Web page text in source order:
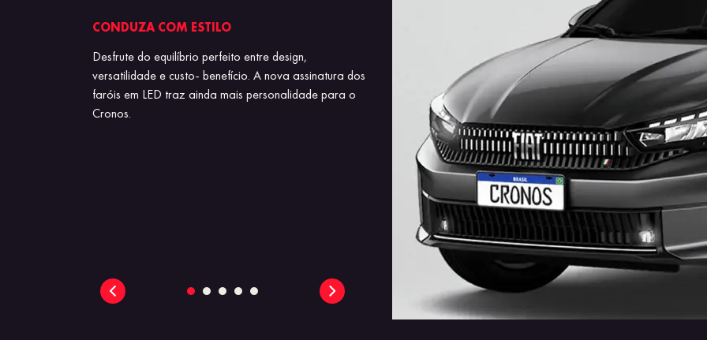
CONDUZA COM ESTILO
Desfrute do equilíbrio perfeito entre design,
versatilidade e custo- benefício. A nova assinatura dos
faróis em LED traz ainda mais personalidade para o
Cronos.
Para trabalho ou lazer, com passageiro ou sozinho, o
Fiat Cronos é o carro ideal para você.
MUITO